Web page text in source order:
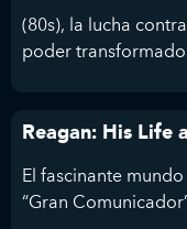
(80s), la lucha
poder
Reagan: His Life
El fascinante
“Gran